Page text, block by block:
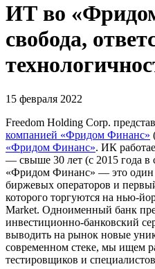
ИТ во
свобода,
15 февраля 2022
Freedom Holding Corp.
компанией «Фридом Финанс»
«Фридом Финанс». ИК
— свыше 30 лет (с 2015 года в
«Фридом Финанс» — это один
биржевых операторов и
которого торгуются на нью-
Market. Одноименный банк
инвестиционно-банковский
выводить на рынок новые
современном стеке, мы ищем
тестировщиков и